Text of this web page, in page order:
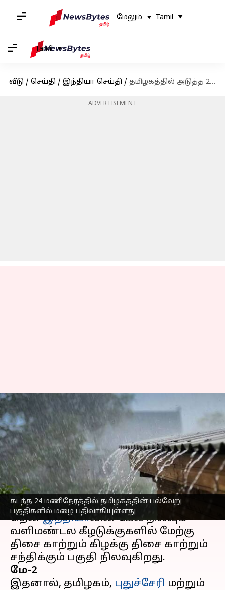
மேலும் Tamil
Tamil
வீடு / செய்தி / இந்தியா செய்தி / தமிழகத்தில் அடுத்த 2 நாட்களுக்கு கனமழை இருக்கும்: வானிலை ஆய்வு மையம்
ADVERTISEMENT
கடந்த 24 மணிநேரத்தில் தமிழகத்தின் பல்வேறு
பகுதிகளில் மழை பதிவாகியுள்ளது
தமிழகத்தில் அடுத்த 2
நாட்களுக்கு கனமழை
இருக்கும்: வானிலை
ஆய்வு மையம்
எழுதியவர் Sindhuja SM May 02, 2023 07:13 pm
செய்தி முன்னோட்டம்
தென்இந்தியாவின் மேல் நிலவும்
வளிமண்டல கீழடுக்குகளில் மேற்கு
திசை காற்றும் கிழக்கு திசை காற்றும்
மே-2
இதனால், தமிழகம், புதுச்சேரி மற்றும்